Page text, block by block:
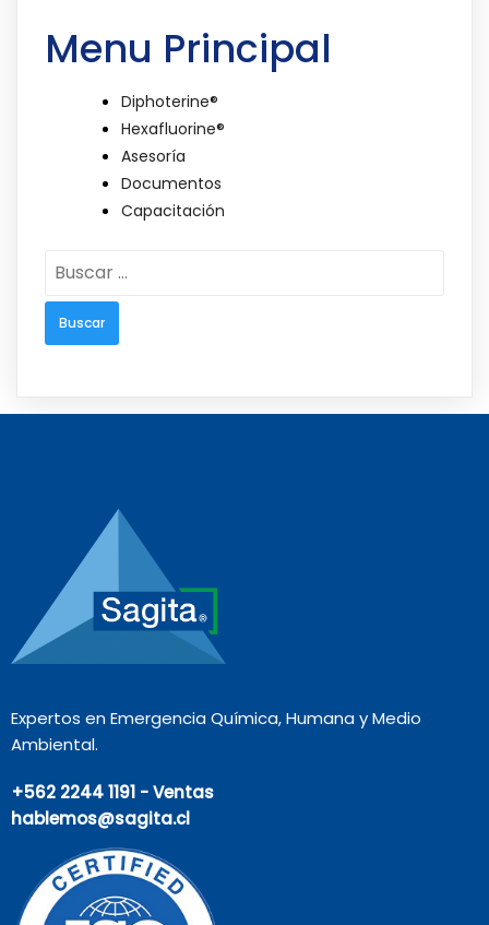
Menu Principal
Diphoterine®
Hexafluorine®
Asesoría
Documentos
Capacitación
Buscar:
Expertos en Emergencia Química, Humana y Medio
Ambiental.
+562 2244 1191 - Ventas
hablemos@sagita.cl